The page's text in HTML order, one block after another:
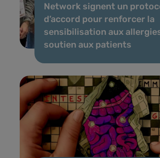
Network signent un
d’accord pour renforcer la
sensibilisation aux
soutien aux patients